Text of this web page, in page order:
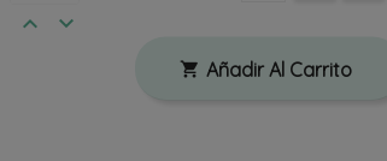


 Añadir Al Carrito